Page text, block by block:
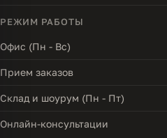
РЕЖИМ РАБОТЫ
Офис (Пн - Вс)
Прием заказов
Склад и шоурум (Пн - Пт)
Онлайн-консультации